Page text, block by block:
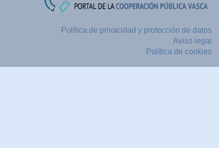
Política de privacidad y protección de datos
Aviso legal
Política de cookies